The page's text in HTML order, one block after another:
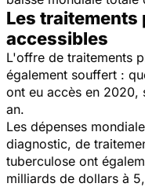
Les
accessibles
L'offre de traitements
également souffert :
ont eu accès en 2020,
an.
Les dépenses
diagnostic, de
tuberculose ont
milliards de dollars à